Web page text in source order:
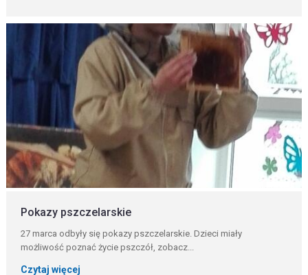
Pokazy pszczelarskie
27 marca odbyły się pokazy pszczelarskie. Dzieci miały
możliwość poznać życie pszczół, zobacz...
Czytaj więcej